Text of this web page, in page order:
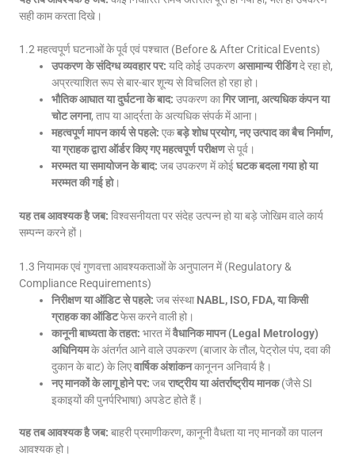
सही काम करता दिखे।
1.2 महत्वपूर्ण घटनाओं के पूर्व एवं पश्चात (Before & After Critical Events)
उपकरण के संदिग्ध व्यवहार पर: यदि कोई उपकरणअसामान्य रीडिंगदे रहा हो,
अप्रत्याशित रूप से बार-बार शून्य से विचलित हो रहा हो।
भौतिक आघात या दुर्घटना के बाद: उपकरण कागिर जाना, अत्यधिक कंपन या
चोट लगना, ताप या आर्द्रता के अत्यधिक संपर्क में आना।
महत्वपूर्ण मापन कार्य से पहले: एकबड़े शोध प्रयोग, नए उत्पाद का बैच निर्माण,
या ग्राहक द्वारा ऑर्डर किए गए महत्वपूर्ण परीक्षणसे पूर्व।
मरम्मत या समायोजन के बाद: जब उपकरण में कोईघटक बदला गया हो या
मरम्मत की गई हो।
यह तब आवश्यक है जब: विश्वसनीयता पर संदेह उत्पन्न हो या बड़े जोखिम वाले कार्य
सम्पन्न करने हों।
1.3 नियामक एवं गुणवत्ता आवश्यकताओं के अनुपालन में (Regulatory &
Compliance Requirements)
निरीक्षण या ऑडिट से पहले: जब संस्था NABL, ISO, FDA, या किसी
ग्राहक का ऑडिटफेस करने वाली हो।
कानूनी बाध्यता के तहत: भारत मेंवैधानिक मापन (Legal Metrology)
अधिनियमके अंतर्गत आने वाले उपकरण (बाजार के तौल, पेट्रोल पंप, दवा की
दुकान के बाट) के लिएवार्षिक अंशांकनकानूनन अनिवार्य है।
नए मानकों के लागू होने पर: जबराष्ट्रीय या अंतर्राष्ट्रीय मानक(जैसे SI
इकाइयों की पुनर्परिभाषा) अपडेट होते हैं।
यह तब आवश्यक है जब: बाहरी प्रमाणीकरण, कानूनी वैधता या नए मानकों का पालन
आवश्यक हो।